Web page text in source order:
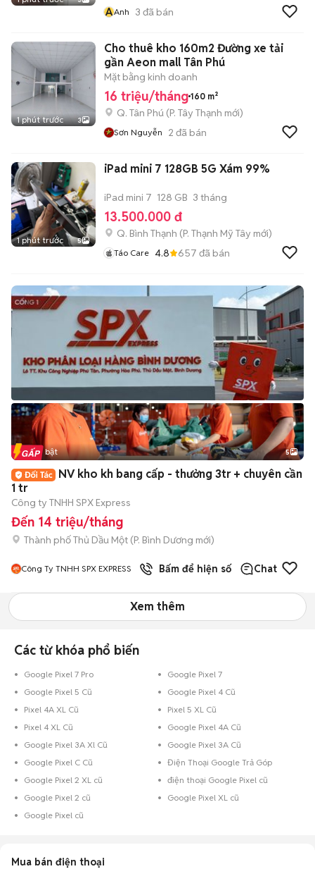
AAnh 3 đã bán
1 phút trước 3
Cho thuê kho 160m2 Đường xe tải
gần Aeon mall Tân Phú
Mặt bằng kinh doanh
16 triệu/tháng 160 m²
Q. Tân Phú (P. Tây Thạnh mới)
Sơn Nguyễn 2 đã bán
1 phút trước 5
iPad mini 7 128GB 5G Xám 99%
iPad mini 7 128 GB 3 tháng
13.500.000 đ
Q. Bình Thạnh (P. Thạnh Mỹ Tây mới)
Táo Care 4.8 657 đã bán
Tin nổi bật 5
NV kho kh bang cấp - thưởng 3tr + chuyên cần
1 tr
Công ty TNHH SPX Express
Đến 14 triệu/tháng
Thành phố Thủ Dầu Một (P. Bình Dương mới)
Công Ty TNHH SPX EXPRESS Bấm để hiện số Chat
Xem thêm
Các từ khóa phổ biến
Google Pixel 7 Pro
Google Pixel 7
Google Pixel 5 Cũ
Google Pixel 4 Cũ
Pixel 4A XL Cũ
Pixel 5 XL Cũ
Pixel 4 XL Cũ
Google Pixel 4A Cũ
Google Pixel 3A Xl Cũ
Google Pixel 3A Cũ
Google Pixel C Cũ
Điện Thoại Google Trả Góp
Google Pixel 2 XL cũ
điện thoại Google Pixel cũ
Google Pixel 2 cũ
Google Pixel XL cũ
Google Pixel cũ
Mua bán điện thoại